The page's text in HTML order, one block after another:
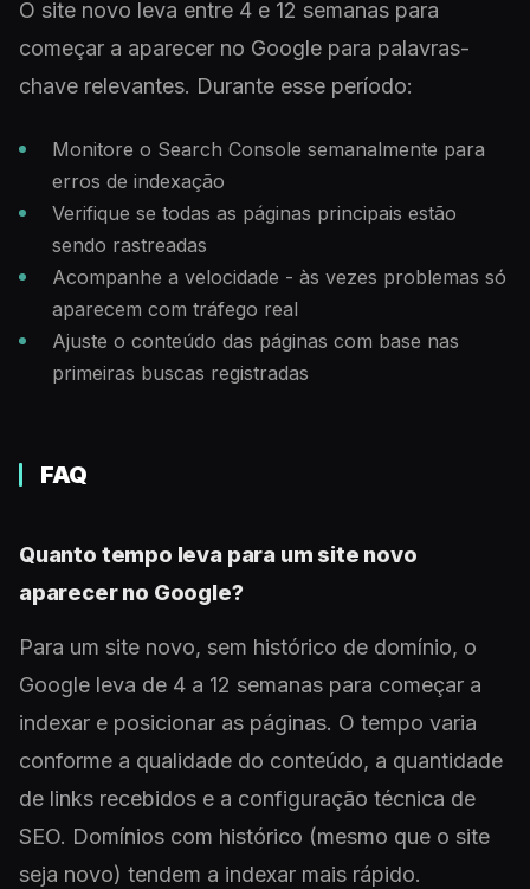
O site novo leva entre 4 e 12 semanas para
começar a aparecer no Google para palavras-
chave relevantes. Durante esse período:
Monitore o Search Console semanalmente para
erros de indexação
Verifique se todas as páginas principais estão
sendo rastreadas
Acompanhe a velocidade - às vezes problemas só
aparecem com tráfego real
Ajuste o conteúdo das páginas com base nas
primeiras buscas registradas
FAQ
Quanto tempo leva para um site novo
aparecer no Google?
Para um site novo, sem histórico de domínio, o
Google leva de 4 a 12 semanas para começar a
indexar e posicionar as páginas. O tempo varia
conforme a qualidade do conteúdo, a quantidade
de links recebidos e a configuração técnica de
SEO. Domínios com histórico (mesmo que o site
seja novo) tendem a indexar mais rápido.